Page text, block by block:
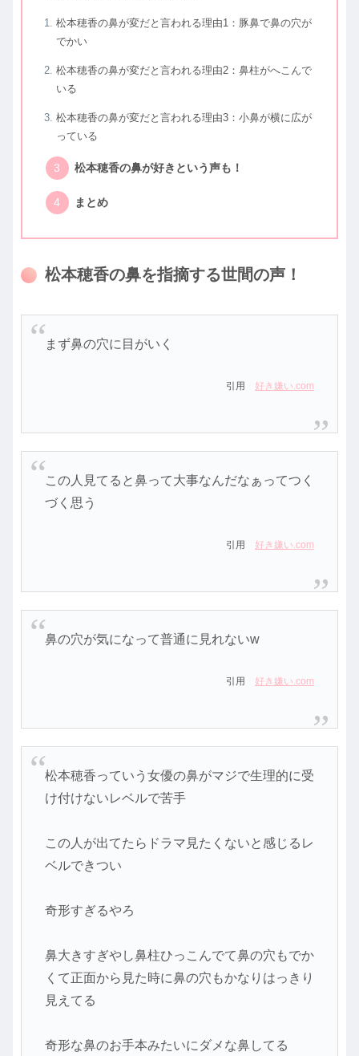
松本穂香の鼻が変だと言われる理由1：豚鼻で鼻の穴が
でかい
松本穂香の鼻が変だと言われる理由2：鼻柱がへこんで
いる
松本穂香の鼻が変だと言われる理由3：小鼻が横に広が
っている
松本穂香の鼻が好きという声も！
まとめ
松本穂香の鼻を指摘する世間の声！
まず鼻の穴に目がいく
引用 好き嫌い.com
この人見てると鼻って大事なんだなぁってつく
づく思う
引用 好き嫌い.com
鼻の穴が気になって普通に見れないw
引用 好き嫌い.com
松本穂香っていう女優の鼻がマジで生理的に受
け付けないレベルで苦手
この人が出てたらドラマ見たくないと感じるレ
ベルできつい
奇形すぎるやろ
鼻大きすぎやし鼻柱ひっこんでて鼻の穴もでか
くて正面から見た時に鼻の穴もかなりはっきり
見えてる
奇形な鼻のお手本みたいにダメな鼻してる